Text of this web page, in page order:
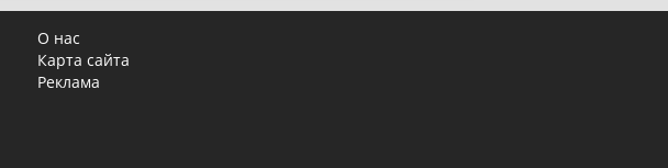
О нас
Карта сайта
Реклама